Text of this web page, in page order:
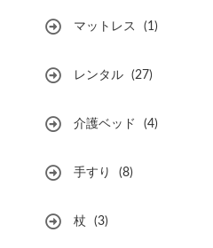
マットレス (1)
レンタル (27)
介護ベッド (4)
手すり (8)
杖 (3)